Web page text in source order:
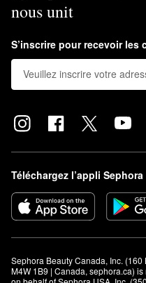
nous unit
S’inscrire pour recevoir les
Téléchargez l’appli Sephora
Sephora Beauty Canada, Inc. (160
M4W 1B9 | Canada, sephora.ca)